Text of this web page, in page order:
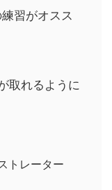
習がオスス
取れるように
トレーター